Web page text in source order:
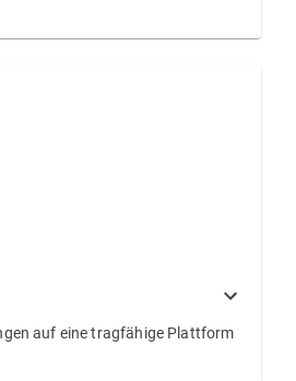
auf eine tragfähige Plattform